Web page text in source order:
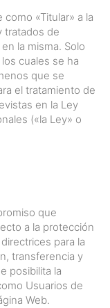
«Titular» a la
tratados de
la misma. Solo
cuales se ha
que se
el tratamiento de
en la Ley
(«la Ley» o
que
a la protección
para la
transferencia y
posibilita la
Usuarios de
Web.